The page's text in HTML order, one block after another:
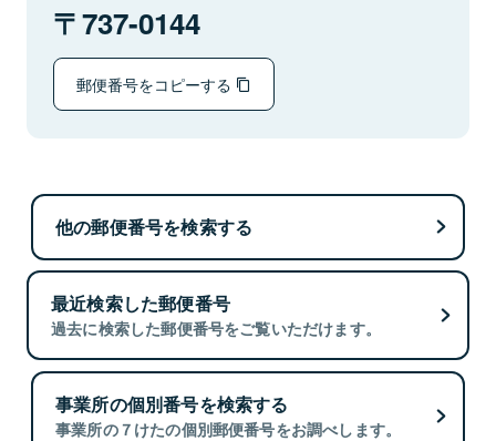
737-0144
郵便番号をコピーする
他の郵便番号を検索する
最近検索した郵便番号
過去に検索した郵便番号をご覧いただけます。
事業所の個別番号を検索する
事業所の７けたの個別郵便番号をお調べします。